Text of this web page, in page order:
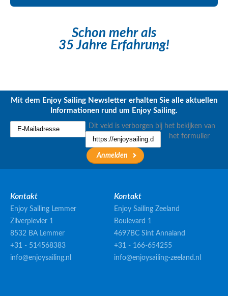
Schon mehr als
35 Jahre Erfahrung!
Mit dem Enjoy Sailing Newsletter erhalten Sie alle aktuellen
Informationen rund um Enjoy Sailing.
Dit veld is verborgen bij het bekijken van
het formulier
Kontakt
Enjoy Sailing Lemmer
Zilverplevier 1
8532 BA Lemmer
+31 - 514568383
info@enjoysailing.nl
Kontakt
Enjoy Sailing Zeeland
Boulevard 1
4697BC Sint Annaland
+31 - 166-654255
info@enjoysailing-zeeland.nl